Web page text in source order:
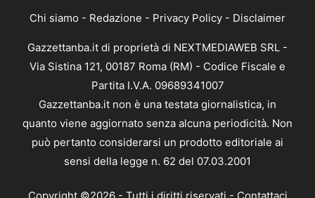
Chi siamo - Redazione - Privacy Policy - Disclaimer
Gazzettanba.it di proprietà di NEXTMEDIAWEB SRL -
Via Sistina 121, 00187 Roma (RM) - Codice Fiscale e
Partita I.V.A. 09689341007
Gazzettanba.it non è una testata giornalistica, in
quanto viene aggiornato senza alcuna periodicità. Non
può pertanto considerarsi un prodotto editoriale ai
sensi della legge n. 62 del 07.03.2001